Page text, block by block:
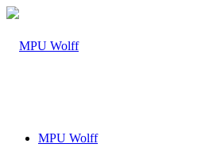
MPU Wolff